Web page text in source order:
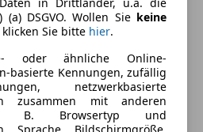
DSGVO. Wollen Sie keine
Sie bitte hier.
oder ähnliche Online-
basierte Kennungen, zufällig
netzwerkbasierte
zusammen mit anderen
B. Browsertyp und